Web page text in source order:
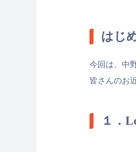
はじ
今回は、中
皆さんのお
１．